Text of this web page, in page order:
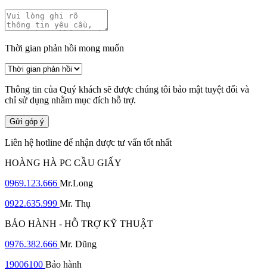
Thời gian phản hồi mong muốn
Thông tin của Quý khách sẽ được chúng tôi bảo mật tuyệt đối và
chỉ sử dụng nhằm mục đích hỗ trợ.
Gửi góp ý
Liên hệ hotline để nhận được tư vấn tốt nhất
HOÀNG HÀ PC CẦU GIẤY
0969.123.666 Mr.Long
0922.635.999 Mr. Thụ
BẢO HÀNH - HỖ TRỢ KỸ THUẬT
0976.382.666 Mr. Dũng
19006100 Bảo hành